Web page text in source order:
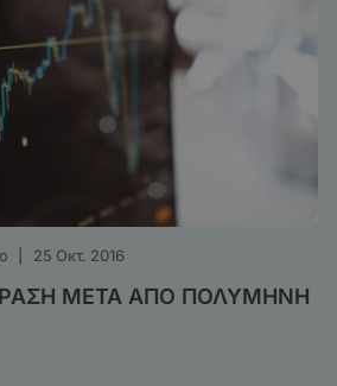
25 Οκτ. 2016
ΜΕΤΑ ΑΠΟ ΠΟΛΥΜΗΝΗ